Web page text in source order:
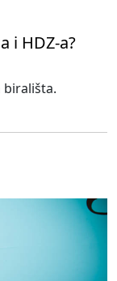
i HDZ-a?
birališta.